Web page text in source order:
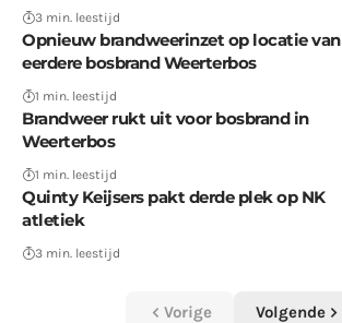
3 min. leestijd
Opnieuw brandweerinzet op locatie van
eerdere bosbrand Weerterbos
1 min. leestijd
Brandweer rukt uit voor bosbrand in
Weerterbos
1 min. leestijd
Quinty Keijsers pakt derde plek op NK
atletiek
3 min. leestijd
Vorige Volgende